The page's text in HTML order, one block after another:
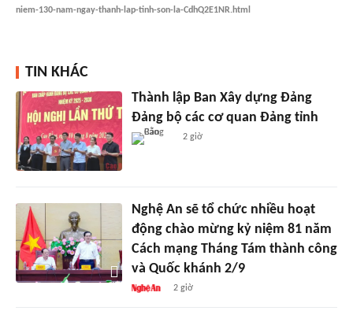
niem-130-nam-ngay-thanh-lap-tinh-son-la-CdhQ2E1NR.html
TIN KHÁC
Thành lập Ban Xây dựng Đảng
Đảng bộ các cơ quan Đảng tỉnh
2 giờ
Nghệ An sẽ tổ chức nhiều hoạt
động chào mừng kỷ niệm 81 năm
Cách mạng Tháng Tám thành công
và Quốc khánh 2/9
2 giờ